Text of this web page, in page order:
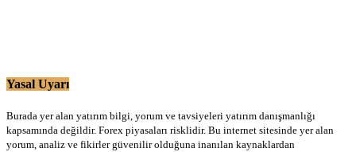
Yasal Uyarı
Burada yer alan yatırım bilgi, yorum ve tavsiyeleri yatırım danışmanlığı
kapsamında değildir. Forex piyasaları risklidir. Bu internet sitesinde yer alan
yorum, analiz ve fikirler güvenilir olduğuna inanılan kaynaklardan